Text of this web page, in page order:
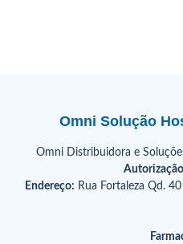
Omni Solução
Omni Distribuidora e
Endereço: Rua Fortaleza Qd.